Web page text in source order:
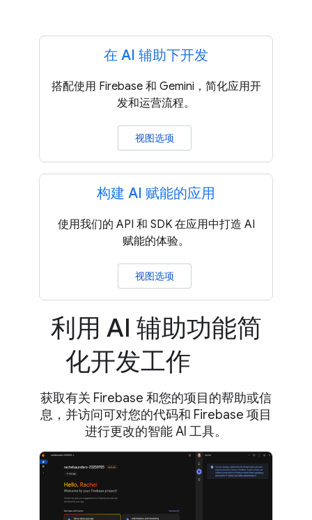
在 AI 辅助下开发
搭配使用 Firebase 和 Gemini，简化应用开
发和运营流程。
视图选项
构建 AI 赋能的应用
使用我们的 API 和 SDK 在应用中打造 AI
赋能的体验。
视图选项
利用 AI 辅助功能简
化开发工作
获取有关 Firebase 和您的项目的帮助或信
息，并访问可对您的代码和 Firebase 项目
进行更改的智能 AI 工具。